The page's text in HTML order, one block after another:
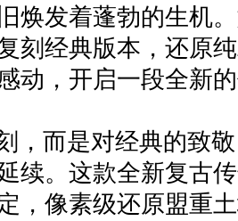
焕发着蓬勃的生机
刻经典版本，还原
动，开启一段全新
，而是对经典的致
续。这款全新复古
，像素级还原盟重